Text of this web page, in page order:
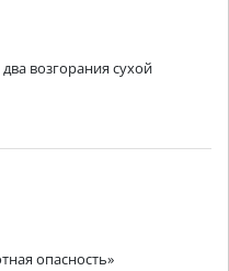
возгорания сухой
опасность»